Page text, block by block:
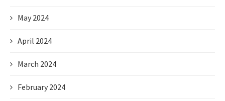
May 2024
April 2024
March 2024
February 2024